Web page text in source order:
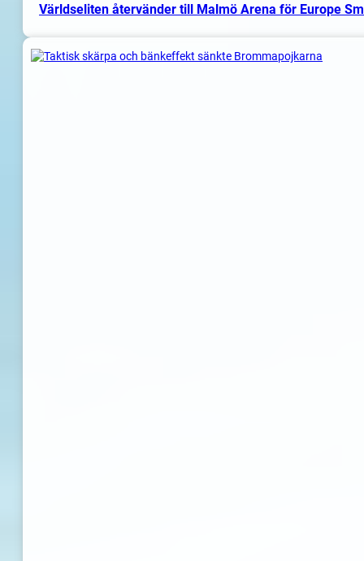
Världseliten återvänder till Malmö Arena för Europe